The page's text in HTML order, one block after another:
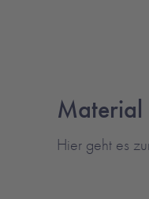
Material
Hier geht es